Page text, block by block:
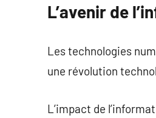
L’avenir de
Les technologies
une révolution
L’impact de